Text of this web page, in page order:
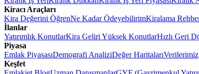
Kiracı Araçları
Kira Değerini ÖğrenNe Kadar ÖdeyebilirimKiralama
İlanlar
Yatırımlık KonutlarKira Geliri Yüksek KonutlarHızlı Geri
Piyasa
Emlak PiyasasıDemografi AnaliziDeğer HaritalarıVerilerimiz
Keşfet